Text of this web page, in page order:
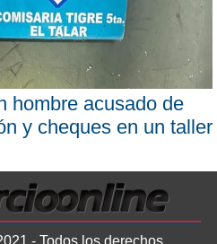
hombre acusado de
y cheques en un taller
- Todos los derechos